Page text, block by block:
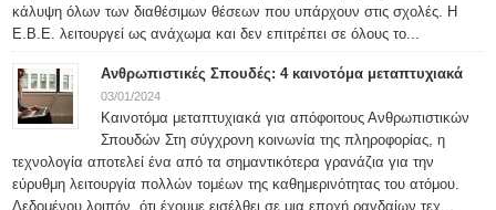
κάλυψη όλων των διαθέσιμων θέσεων που υπάρχουν στις σχολές. Η
Ε.Β.Ε. λειτουργεί ως ανάχωμα και δεν επιτρέπει σε όλους το...
Ανθρωπιστικές Σπουδές: 4 καινοτόμα μεταπτυχιακά
03/01/2024
Καινοτόμα μεταπτυχιακά για απόφοιτους Ανθρωπιστικών
Σπουδών Στη σύγχρονη κοινωνία της πληροφορίας, η
τεχνολογία αποτελεί ένα από τα σημαντικότερα γρανάζια για την
εύρυθμη λειτουργία πολλών τομέων της καθημερινότητας του ατόμου.
Δεδομένου λοιπόν, ότι έχουμε εισέλθει σε μια εποχή ραγδαίων τεχ...